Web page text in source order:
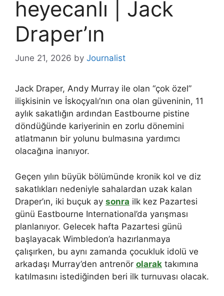
heyecanlı | Jack
Draper’ın
June 21, 2026 by Journalist
Jack Draper, Andy Murray ile olan “çok özel”
ilişkisinin ve İskoçyalı’nın ona olan güveninin, 11
aylık sakatlığın ardından Eastbourne pistine
döndüğünde kariyerinin en zorlu dönemini
atlatmanın bir yolunu bulmasına yardımcı
olacağına inanıyor.
Geçen yılın büyük bölümünde kronik kol ve diz
sakatlıkları nedeniyle sahalardan uzak kalan
Draper’ın, iki buçuk ay sonra ilk kez Pazartesi
günü Eastbourne International’da yarışması
planlanıyor. Gelecek hafta Pazartesi günü
başlayacak Wimbledon’a hazırlanmaya
çalışırken, bu aynı zamanda çocukluk idolü ve
arkadaşı Murray’den antrenör olarak takımına
katılmasını istediğinden beri ilk turnuvası olacak.